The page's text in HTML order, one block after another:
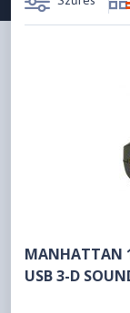
MANHATTAN
USB 3-D